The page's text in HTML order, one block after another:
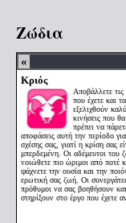
Ζώδια